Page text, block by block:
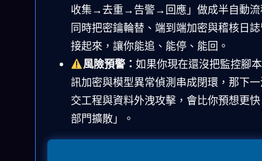
收集→去重→告警→回應」做成半自動流
同時把密鑰輪替、端到端加密與稽核日
接起來，讓你能追、能停、能回。
風險預警： 如果你現在還沒把監控腳
訊加密與模型異常偵測串成閉環，那下
交工程與資料外洩攻擊，會比你預想更
部門擴散」。